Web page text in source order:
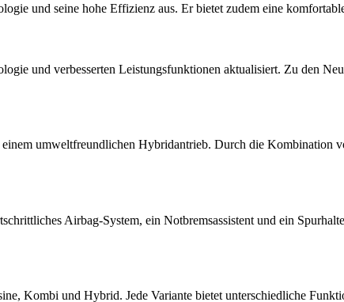
und seine hohe Effizienz aus. Er bietet zudem eine
und verbesserten Leistungsfunktionen aktualisiert. Zu den
umweltfreundlichen Hybridantrieb. Durch die Kombination
Airbag-System, ein Notbremsassistent und ein
Kombi und Hybrid. Jede Variante bietet unterschiedliche